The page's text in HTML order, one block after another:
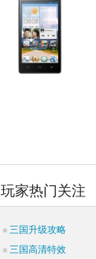
玩家热门关注
三国升级攻略
三国高清特效